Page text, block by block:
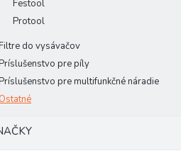
Festool
Protool
do vysávačov
pre píly
pre multifunkčné náradie
Ostatné